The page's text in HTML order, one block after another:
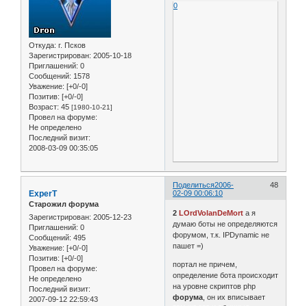
Откуда: г. Псков
Зарегистрирован: 2005-10-18
Приглашений: 0
Сообщений: 1578
Уважение: [+0/-0]
Позитив: [+0/-0]
Возраст: 45 [1980-10-21]
Провел на форуме:
Не определено
Последний визит:
2008-03-09 00:35:05
0
Поделиться 48
2006-
02-09 00:06:10
ExperT
Старожил форума
Зарегистрирован: 2005-12-23
Приглашений: 0
Сообщений: 495
Уважение: [+0/-0]
Позитив: [+0/-0]
Провел на форуме:
Не определено
Последний визит:
2007-09-12 22:59:43
2LOrdVolanDeMort а я
думаю боты не определяются
форумом, т.к. IPDynamic не
пашет =)
портал не причем,
определение бота происходит
на уровне скриптов php
форума , он их вписывает